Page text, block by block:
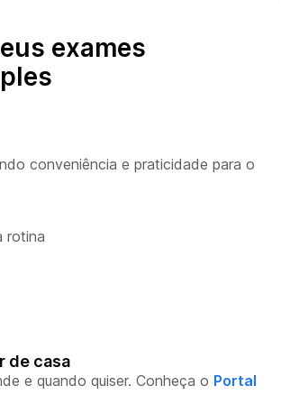
exames
conveniência e praticidade para o
rotina
de casa
e quando quiser. Conheça o Portal